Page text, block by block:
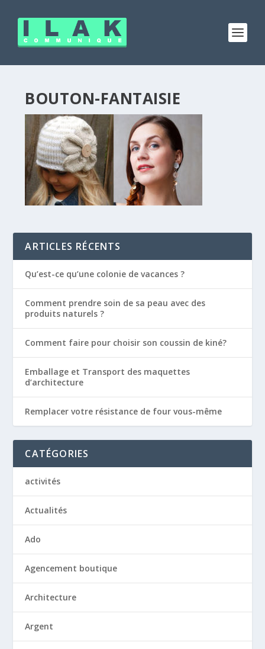
BOUTON-FANTAISIE
ARTICLES RÉCENTS
Qu’est-ce qu’une colonie de vacances ?
Comment prendre soin de sa peau avec des
produits naturels ?
Comment faire pour choisir son coussin de kiné?
Emballage et Transport des maquettes
d’architecture
Remplacer votre résistance de four vous-même
CATÉGORIES
activités
Actualités
Ado
Agencement boutique
Architecture
Argent